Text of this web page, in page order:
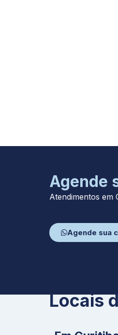
Agende
Atendimentos em
Agende sua
Locais